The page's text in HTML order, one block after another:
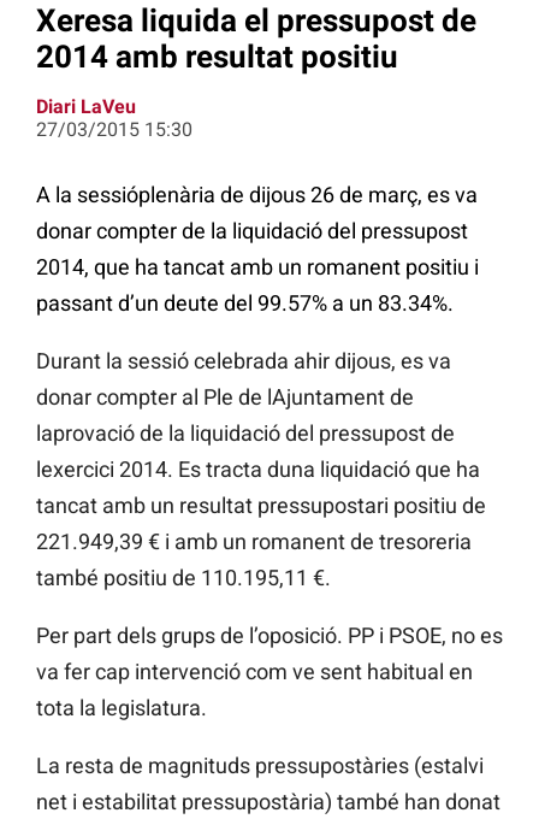
Xeresa liquida el pressupost de
2014 amb resultat positiu
Diari LaVeu
27/03/2015 15:30
A la sessióplenària de dijous 26 de març, es va
donar compter de la liquidació del pressupost
2014, que ha tancat amb un romanent positiu i
passant d’un deute del 99.57% a un 83.34%.
Durant la sessió celebrada ahir dijous, es va
donar compter al Ple de lAjuntament de
laprovació de la liquidació del pressupost de
lexercici 2014. Es tracta duna liquidació que ha
tancat amb un resultat pressupostari positiu de
221.949,39 € i amb un romanent de tresoreria
també positiu de 110.195,11 €.
Per part dels grups de l’oposició. PP i PSOE, no es
va fer cap intervenció com ve sent habitual en
tota la legislatura.
La resta de magnituds pressupostàries (estalvi
net i estabilitat pressupostària) també han donat